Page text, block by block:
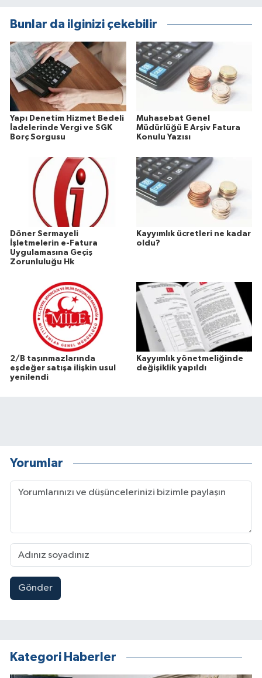
Bunlar da ilginizi çekebilir
Yapı Denetim Hizmet Bedeli
İadelerinde Vergi ve SGK
Borç Sorgusu
Muhasebat Genel
Müdürlüğü E Arşiv Fatura
Konulu Yazısı
Döner Sermayeli
İşletmelerin e-Fatura
Uygulamasına Geçiş
Zorunluluğu Hk
Kayyımlık ücretleri ne kadar
oldu?
2/B taşınmazlarında
eşdeğer satışa ilişkin usul
yenilendi
Kayyımlık yönetmeliğinde
değişiklik yapıldı
Yorumlar
Gönder
Kategori Haberler